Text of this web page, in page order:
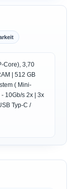
Core), 3,70
| 512 GB
( Mini-
10Gb/s 2x | 3x
Typ-C /